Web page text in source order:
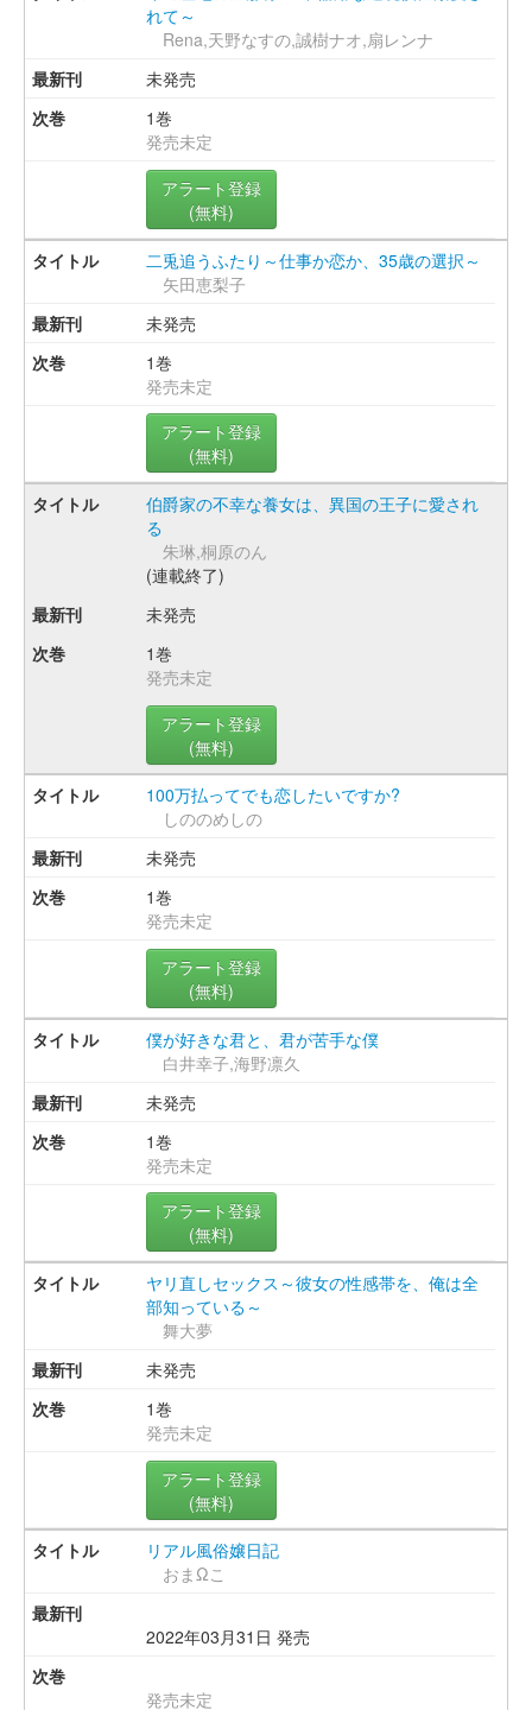
れて～
Rena,天野なすの,誠樹ナオ,扇レンナ
未発売
1巻
発売未定
アラート登録
(無料)
二兎追うふたり～仕事か恋か、35歳の選択～
矢田恵梨子
未発売
1巻
発売未定
アラート登録
(無料)
伯爵家の不幸な養女は、異国の王子に愛され
る
朱琳,桐原のん
(連載終了)
未発売
1巻
発売未定
アラート登録
(無料)
100万払ってでも恋したいですか?
しののめしの
未発売
1巻
発売未定
アラート登録
(無料)
僕が好きな君と、君が苦手な僕
白井幸子,海野凛久
未発売
1巻
発売未定
アラート登録
(無料)
ヤリ直しセックス～彼女の性感帯を、俺は全
部知っている～
舞大夢
未発売
1巻
発売未定
アラート登録
(無料)
リアル風俗嬢日記
おまΩこ
2022年03月31日 発売
発売未定